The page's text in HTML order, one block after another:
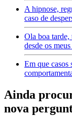
A hipnose,
caso de
Ola boa tarde,
desde os
Em que casos
Ainda
nova